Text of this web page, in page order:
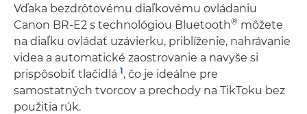
Vďaka bezdrôtovému diaľkovému ovládaniu
Canon BR-E2 s technológiou Bluetooth® môžete
na diaľku ovládať uzávierku, priblíženie, nahrávanie
videa a automatické zaostrovanie a navyše si
prispôsobiť tlačidlá 1, čo je ideálne pre
samostatných tvorcov a prechody na TikToku bez
použitia rúk.